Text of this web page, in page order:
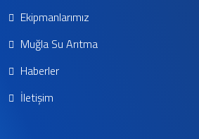
Ekipmanlarımız
Muğla Su Arıtma
Haberler
İletişim